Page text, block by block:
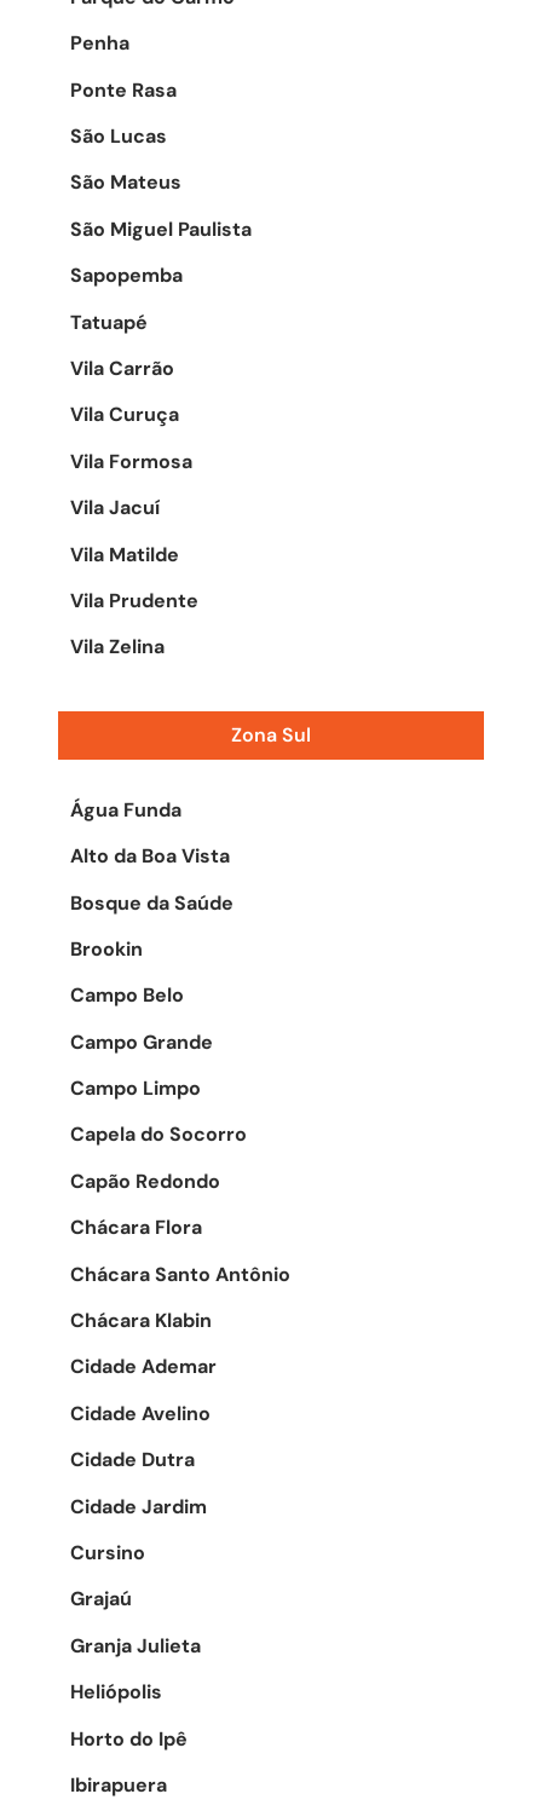
Penha
Ponte Rasa
São Lucas
São Mateus
São Miguel Paulista
Sapopemba
Tatuapé
Vila Carrão
Vila Curuça
Vila Formosa
Vila Jacuí
Vila Matilde
Vila Prudente
Vila Zelina
Zona Sul
Água Funda
Alto da Boa Vista
Bosque da Saúde
Brookin
Campo Belo
Campo Grande
Campo Limpo
Capela do Socorro
Capão Redondo
Chácara Flora
Chácara Santo Antônio
Chácara Klabin
Cidade Ademar
Cidade Avelino
Cidade Dutra
Cidade Jardim
Cursino
Grajaú
Granja Julieta
Heliópolis
Horto do Ipê
Ibirapuera